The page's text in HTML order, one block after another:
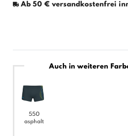
Ab 50 € versandkostenfrei
Auch in weiteren
550
asphalt